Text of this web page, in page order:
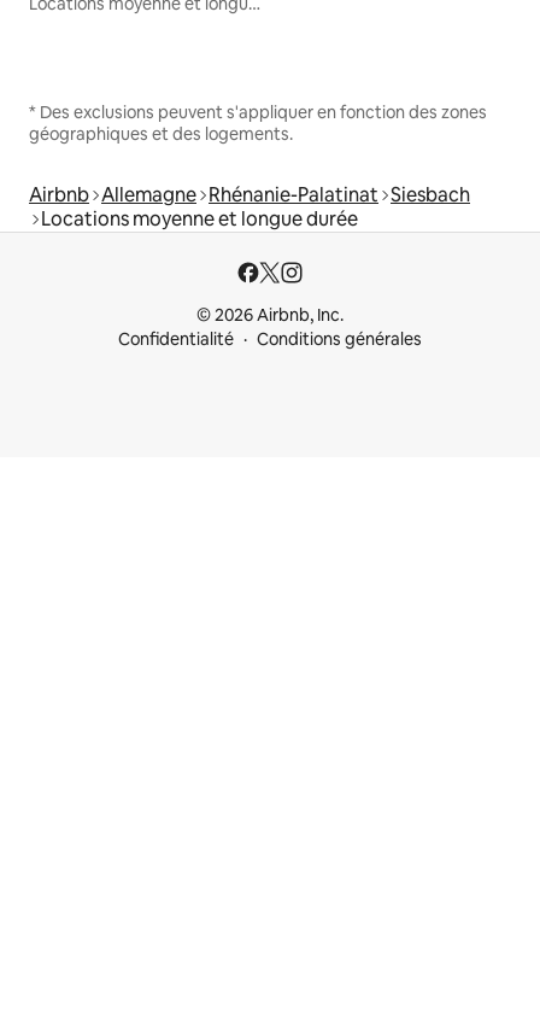
* Des exclusions peuvent s'appliquer en fonction des zones
géographiques et des logements.
Airbnb Allemagne Rhénanie-Palatinat Siesbach
Locations moyenne et longue durée
© 2026 Airbnb, Inc.
Confidentialité
Conditions générales